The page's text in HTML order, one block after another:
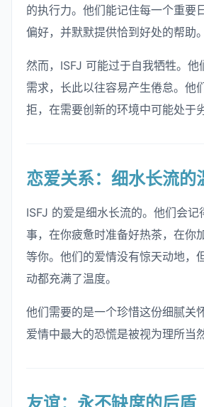
的执行力。他们能记住每一个重要
偏好，并默默提供恰到好处的帮助。
然而，ISFJ 可能过于自我牺牲。他
需求，长此以往容易产生倦怠。他
拒，在需要创新的环境中可能处于劣
恋爱关系：细水长流的
ISFJ 的爱是细水长流的。他们会记
事，在你疲惫时准备好热茶，在你
等你。他们的爱情没有惊天动地，
动都充满了温度。
他们需要的是一个珍惜这份细腻关
爱情中最大的恐慌是被视为理所当然
友谊：永不缺席的后盾